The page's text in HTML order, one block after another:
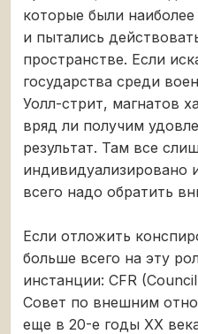
которые были
и пытались
пространстве. Если
государства среди
Уолл-стрит, магнатов
вряд ли получим
результат. Там все
индивидуализировано
всего надо обратить
Если отложить
больше всего на эту
инстанции: CFR
Совет по внешним
еще в 20-е годы ХХ